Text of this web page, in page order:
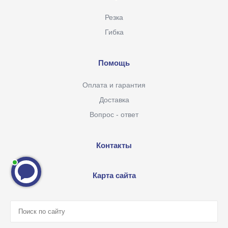
Резка
Гибка
Помощь
Оплата и гарантия
Доставка
Вопрос - ответ
Контакты
Карта сайта